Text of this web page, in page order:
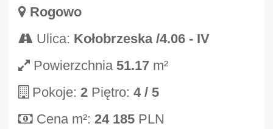
Rogowo
Ulica: Kołobrzeska /4.06 - IV
Powierzchnia 51.17 m²
Pokoje: 2 Piętro: 4 / 5
Cena m²: 24 185 PLN